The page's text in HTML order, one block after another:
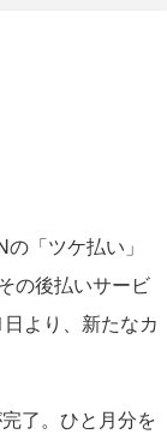
「ツケ払い」
の後払いサービ
より、新たなカ
了。ひと月分を